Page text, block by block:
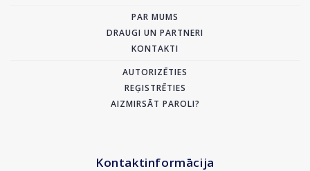
PAR MUMS
DRAUGI UN PARTNERI
KONTAKTI
AUTORIZĒTIES
REĢISTRĒTIES
AIZMIRSĀT PAROLI?
Kontaktinformācija